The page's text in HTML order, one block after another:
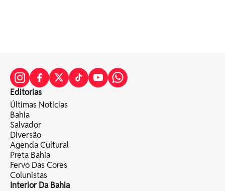
Editorias
Últimas Notícias
Bahia
Salvador
Diversão
Agenda Cultural
Preta Bahia
Fervo Das Cores
Colunistas
Interior Da Bahia